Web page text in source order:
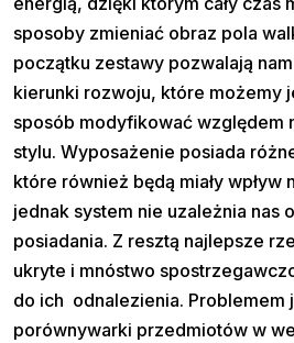
sposoby zmieniać obraz pola
początku zestawy pozwalają
kierunki rozwoju, które możemy
sposób modyfikować względem
stylu. Wyposażenie posiada
które również będą miały wpływ
jednak system nie uzależnia nas
posiadania. Z resztą najlepsze
ukryte i mnóstwo
do ich odnalezienia. Problemem
porównywarki przedmiotów w